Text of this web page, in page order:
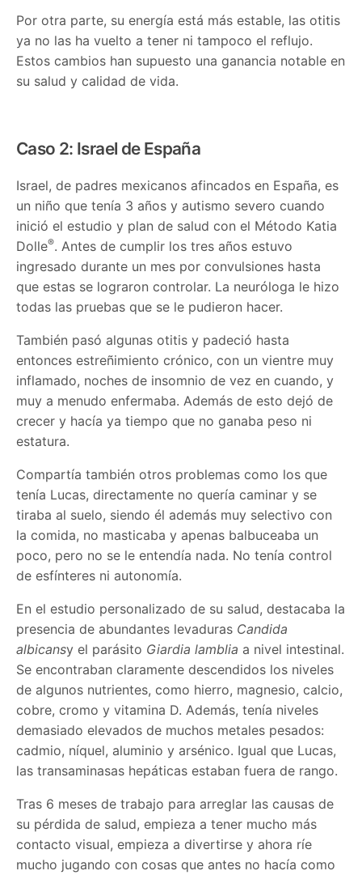
Por otra parte, su energía está más estable, las otitis
ya no las ha vuelto a tener ni tampoco el reflujo.
Estos cambios han supuesto una ganancia notable en
su salud y calidad de vida.
Caso 2: Israel de España
Israel, de padres mexicanos afincados en España, es
un niño que tenía 3 años y autismo severo cuando
inició el estudio y plan de salud con el Método Katia
Dolle®. Antes de cumplir los tres años estuvo
ingresado durante un mes por convulsiones hasta
que estas se lograron controlar. La neuróloga le hizo
todas las pruebas que se le pudieron hacer.
También pasó algunas otitis y padeció hasta
entonces estreñimiento crónico, con un vientre muy
inflamado, noches de insomnio de vez en cuando, y
muy a menudo enfermaba. Además de esto dejó de
crecer y hacía ya tiempo que no ganaba peso ni
estatura.
Compartía también otros problemas como los que
tenía Lucas, directamente no quería caminar y se
tiraba al suelo, siendo él además muy selectivo con
la comida, no masticaba y apenas balbuceaba un
poco, pero no se le entendía nada. No tenía control
de esfínteres ni autonomía.
En el estudio personalizado de su salud, destacaba la
presencia de abundantes levaduras Candida
albicansy el parásito Giardia lamblia a nivel intestinal.
Se encontraban claramente descendidos los niveles
de algunos nutrientes, como hierro, magnesio, calcio,
cobre, cromo y vitamina D. Además, tenía niveles
demasiado elevados de muchos metales pesados:
cadmio, níquel, aluminio y arsénico. Igual que Lucas,
las transaminasas hepáticas estaban fuera de rango.
Tras 6 meses de trabajo para arreglar las causas de
su pérdida de salud, empieza a tener mucho más
contacto visual, empieza a divertirse y ahora ríe
mucho jugando con cosas que antes no hacía como